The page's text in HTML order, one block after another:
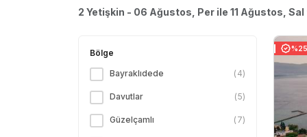
2 Yetişkin - 06 Ağustos, Per ile 11 Ağustos, Sal
Bölge
Bayraklıdede
( 4)
Davutlar (5)
Güzelçamlı ( 7)
%25